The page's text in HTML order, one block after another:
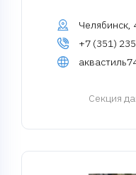
Челябинск,
+7 (351)
Cекция